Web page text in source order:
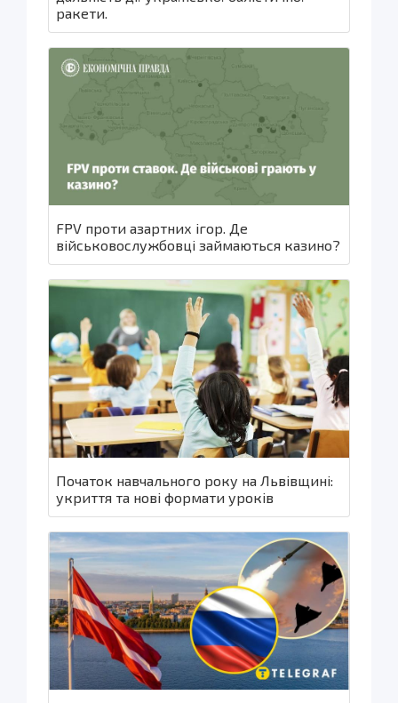
ракети.
FPV проти азартних ігор. Де
військовослужбовці займаються казино?
Початок навчального року на Львівщині:
укриття та нові формати уроків